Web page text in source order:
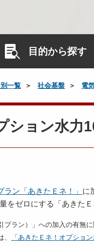
目的から探す
一覧 社会基盤 電
ション水力
ラン「あきたＥネ！」 に
をゼロにする「あきた
ラン）」への加入の有無に
「あきたＥネ！オプショ